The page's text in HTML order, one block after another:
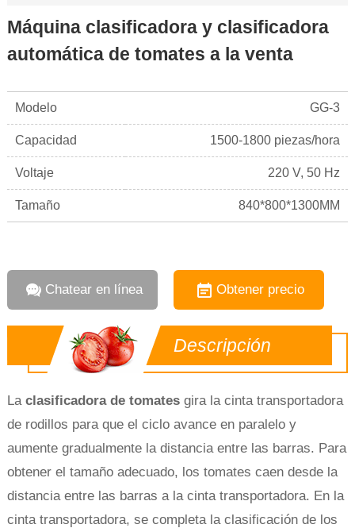
Máquina clasificadora y clasificadora
automática de tomates a la venta
Modelo GG-3
Capacidad 1500-1800 piezas/hora
Voltaje 220 V, 50 Hz
Tamaño 840*800*1300MM
Chatear en línea Obtener precio
Descripción
La clasificadora de tomatesgira la cinta transportadora
de rodillos para que el ciclo avance en paralelo y
aumente gradualmente la distancia entre las barras. Para
obtener el tamaño adecuado, los tomates caen desde la
distancia entre las barras a la cinta transportadora. En la
cinta transportadora, se completa la clasificación de los